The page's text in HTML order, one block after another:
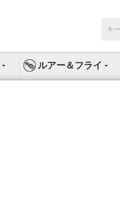
索:
ルアー＆フライ